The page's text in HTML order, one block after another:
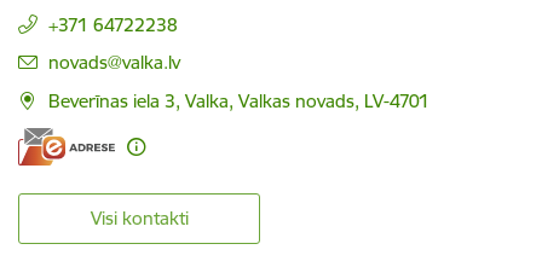
+371 64722238
E-pasts:
novads@valka.lv
Beverīnas iela 3, Valka, Valkas novads, LV-4701
Visi kontakti